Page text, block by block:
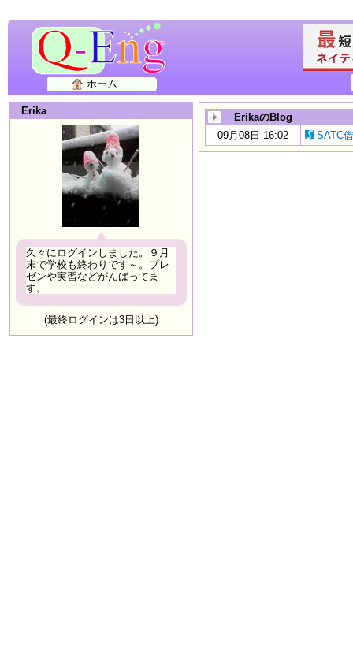
ホーム
Erika
久々にログインしました。９月
末で学校も終わりです～。プレ
ゼンや実習などがんばってま
す。
(最終ログインは3日以上)
ErikaのBlog
09月08日 16:02
SATC